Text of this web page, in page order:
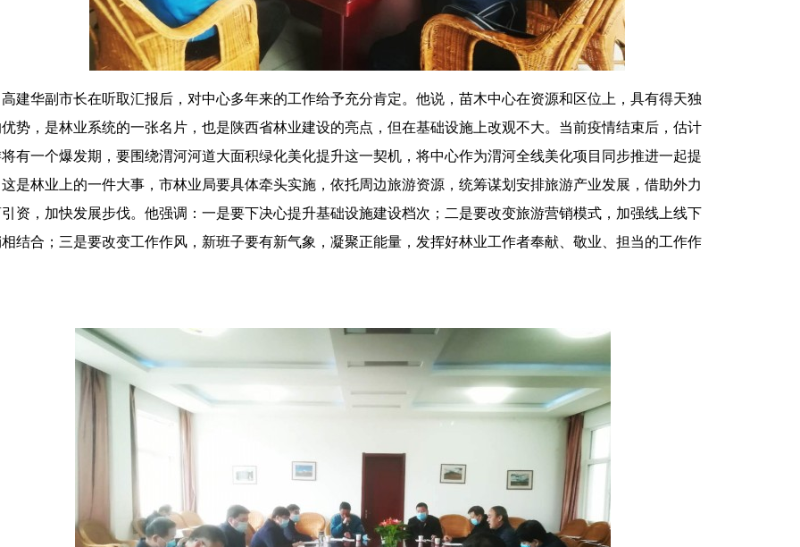
高建华副市长在听取汇报后，对中心多年来的工作给予充分肯定。他说，苗木中心在资源和区位上，具有得天独
势，是林业系统的一张名片，也是陕西省林业建设的亮点，但在基础设施上改观不大。当前疫情结束后，估计
有一个爆发期，要围绕渭河河道大面积绿化美化提升这一契机，将中心作为渭河全线美化项目同步推进一起提
是林业上的一件大事，市林业局要具体牵头实施，依托周边旅游资源，统筹谋划安排旅游产业发展，借助外力
资，加快发展步伐。他强调：一是要下决心提升基础设施建设档次；二是要改变旅游营销模式，加强线上线下
结合；三是要改变工作作风，新班子要有新气象，凝聚正能量，发挥好林业工作者奉献、敬业、担当的工作作